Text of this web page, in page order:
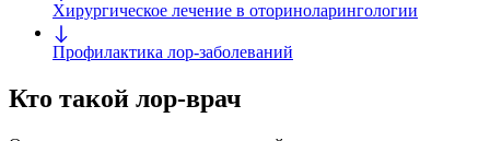
Хирургическое лечение в оториноларингологии
Профилактика лор-заболеваний
Кто такой лор-врач